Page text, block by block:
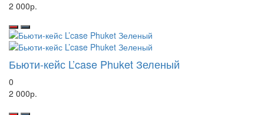
2 000р.
Бьюти-кейс L’case Phuket Зеленый
0
2 000р.